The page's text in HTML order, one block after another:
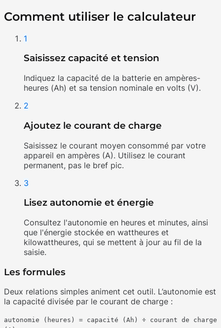
Comment utiliser le calculateur
1
Saisissez capacité et tension
Indiquez la capacité de la batterie en ampères-
heures (Ah) et sa tension nominale en volts (V).
2
Ajoutez le courant de charge
Saisissez le courant moyen consommé par votre
appareil en ampères (A). Utilisez le courant
permanent, pas le bref pic.
3
Lisez autonomie et énergie
Consultez l'autonomie en heures et minutes, ainsi
que l'énergie stockée en wattheures et
kilowattheures, qui se mettent à jour au fil de la
saisie.
Les formules
Deux relations simples animent cet outil. L’autonomie est
la capacité divisée par le courant de charge :
autonomie (heures) = capacité (Ah) ÷ courant de charge